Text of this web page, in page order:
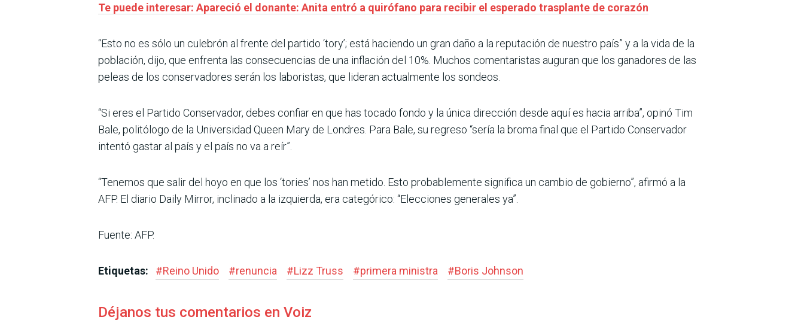
Te puede interesar: Apareció el donante: Anita entró a quirófano para recibir el esperado trasplante de corazón
“Esto no es sólo un culebrón al frente del partido ‘tory’; está haciendo un gran daño a la reputación de nuestro país” y a la vida de la
población, dijo, que enfrenta las consecuencias de una inflación del 10%. Muchos comentaristas auguran que los ganadores de las
peleas de los conservadores serán los laboristas, que lideran actualmente los sondeos.
“Si eres el Partido Conservador, debes confiar en que has tocado fondo y la única dirección desde aquí es hacia arriba”, opinó Tim
Bale, politólogo de la Universidad Queen Mary de Londres. Para Bale, su regreso “sería la broma final que el Partido Conservador
intentó gastar al país y el país no va a reír”.
“Tenemos que salir del hoyo en que los ‘tories’ nos han metido. Esto probablemente significa un cambio de gobierno”, afirmó a la
AFP. El diario Daily Mirror, inclinado a la izquierda, era categórico: “Elecciones generales ya”.
Fuente: AFP.
Etiquetas: #Reino Unido #renuncia #Lizz Truss #primera ministra #Boris Johnson
Déjanos tus comentarios en Voiz